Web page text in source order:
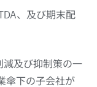
、及び期末配
減及び抑制策の一
傘下の子会社が